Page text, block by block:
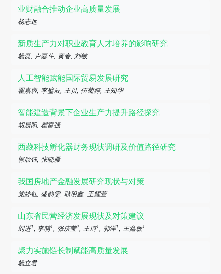
业财融合推动企业高质量发展
杨志远
新质生产力对职业教育人才培养的影响研究
杨磊, 卢嘉斗, 黄春, 刘敏
人工智能赋能国际贸易发展研究
翟嘉蓉, 李璧辰, 王贝, 伍菊婷, 王知华
智能建造背景下企业生产力提升路径探究
胡晨阳, 瞿富强
西藏科技孵化器财务现状调研及价值路径研究
郭欣钰, 张晓雁
我国房地产金融发展研究现状与对策
党婷钰, 盛韵雯, 耿明鑫, 王耀萱
山东省民营经济发展现状及对策建议
刘进1, 李萌1, 张庆莹2, 王琦1, 郭洋1, 王鑫敏1
聚力实施链长制赋能高质量发展
杨立君